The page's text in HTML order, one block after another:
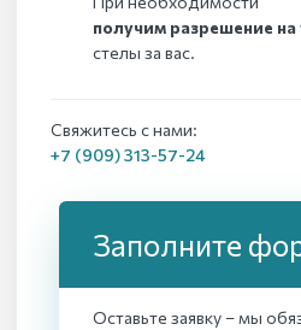
получим разрешение на
стелы за вас.
Свяжитесь с нами:
+7 (909) 313-57-24
Заполните
Оставьте заявку – мы